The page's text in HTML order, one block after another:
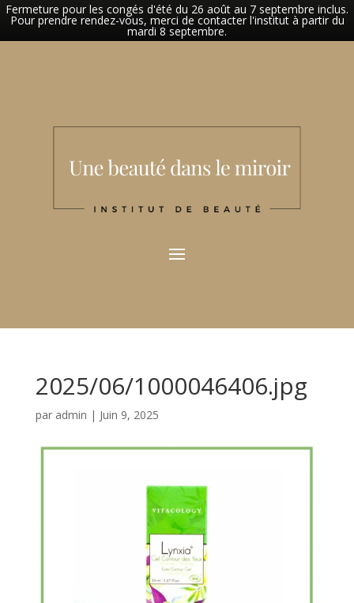
Fermeture pour les congés d'été du 26 août au 7 septembre inclus.
Pour prendre rendez-vous, merci de contacter l'institut à partir du
mardi 8 septembre.
2025/06/1000046406.jpg
par admin | Juin 9, 2025